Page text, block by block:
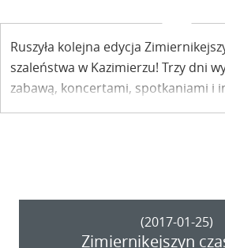
Ruszyła kolejna edycja
szaleństwa w Kazimierzu! Trzy dni
zabawą, koncertami, spotkaniami i
(2017-01-25)
Zimiernikejszyn